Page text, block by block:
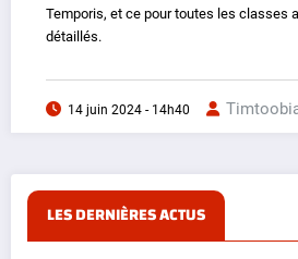
Temporis, et ce pour toutes les classes
détaillés.
14 juin 2024 - 14h40
LES DERNIÈRES ACTUS